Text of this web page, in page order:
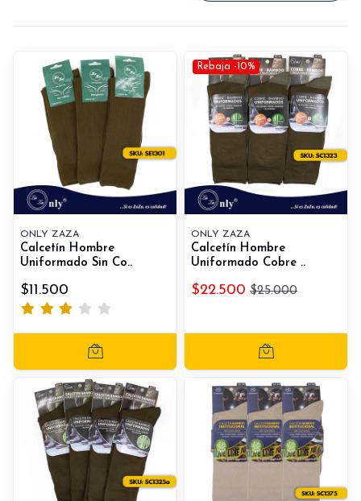
ONLY ZAZA
Calcetín Hombre
Uniformado Sin Co..
$11.500
Rebaja -10%
ONLY ZAZA
Calcetín Hombre
Uniformado Cobre ..
$22.500 $25.000